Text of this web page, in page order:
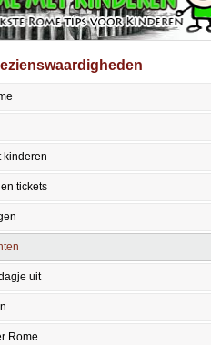
kinderen
tickets
uit
Rome